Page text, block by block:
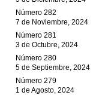
Número 282
7 de Noviembre, 2024
Número 281
3 de Octubre, 2024
Número 280
5 de Septiembre, 2024
Número 279
1 de Agosto, 2024